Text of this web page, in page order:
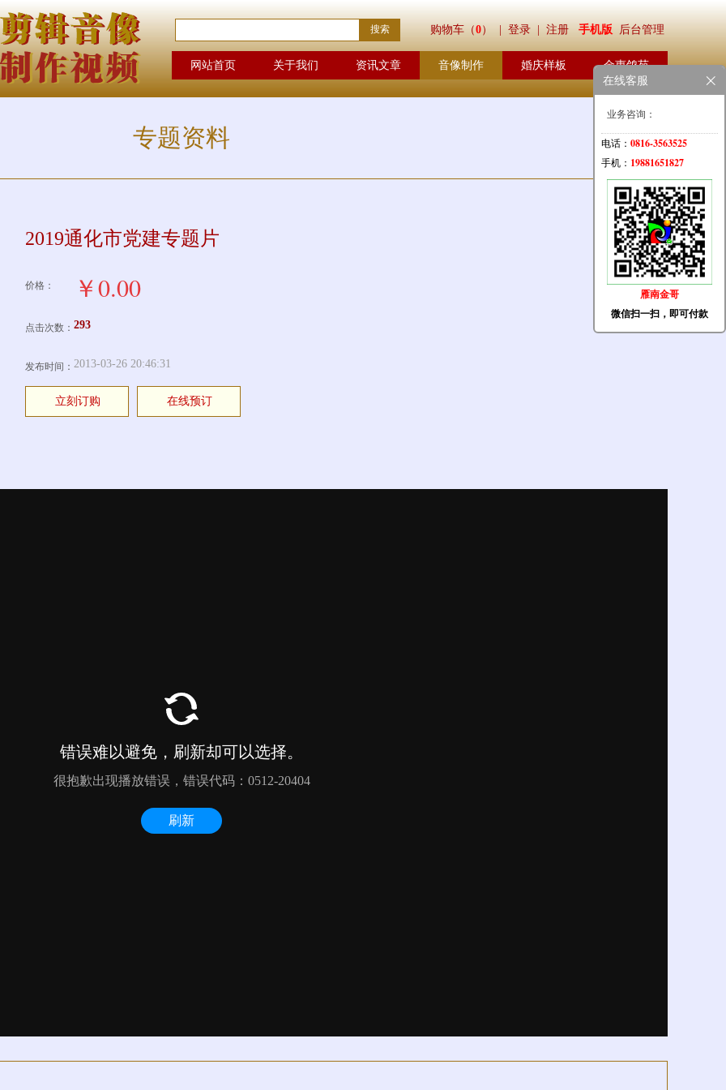
购物车（0） | 登录 | 注册 手机版 后台管理
网站首页 关于我们 资讯文章 音像制作 婚庆样板 金惠鸽苑
专题资料
2019通化市党建专题片
价格： ￥0.00
点击次数： 293
发布时间： 2013-03-26 20:46:31
立刻订购 在线预订
在线客服
业务咨询：
电话： 0816-3563525
手机： 19881651827
雁南金哥
微信扫一扫，即可付款